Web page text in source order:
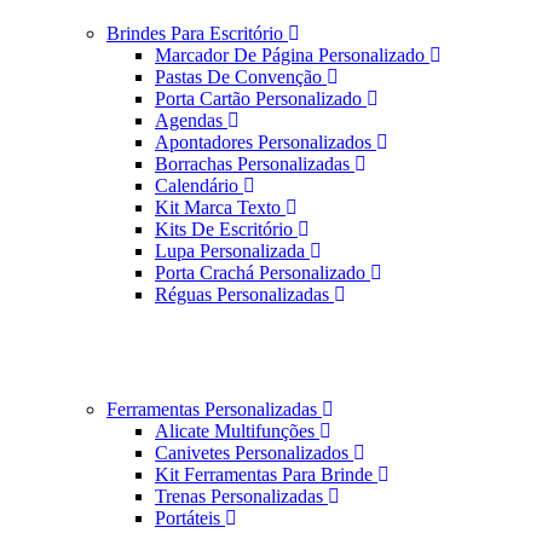
Brindes Para Escritório
Marcador De Página Personalizado
Pastas De Convenção
Porta Cartão Personalizado
Agendas
Apontadores Personalizados
Borrachas Personalizadas
Calendário
Kit Marca Texto
Kits De Escritório
Lupa Personalizada
Porta Crachá Personalizado
Réguas Personalizadas
Ferramentas Personalizadas
Alicate Multifunções
Canivetes Personalizados
Kit Ferramentas Para Brinde
Trenas Personalizadas
Portáteis